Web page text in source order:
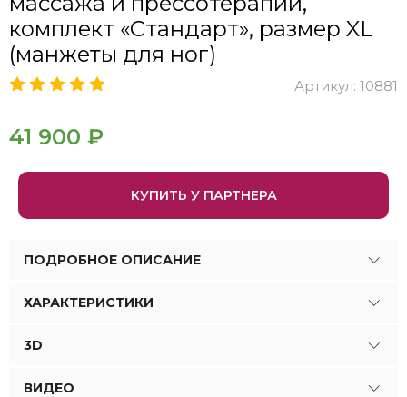
комплект «Стандарт», размер XL
(манжеты для ног)
Артикул: 10881
41 900 ₽
КУПИТЬ У ПАРТНЕРА
ПОДРОБНОЕ ОПИСАНИЕ
ХАРАКТЕРИСТИКИ
3D
ВИДЕО